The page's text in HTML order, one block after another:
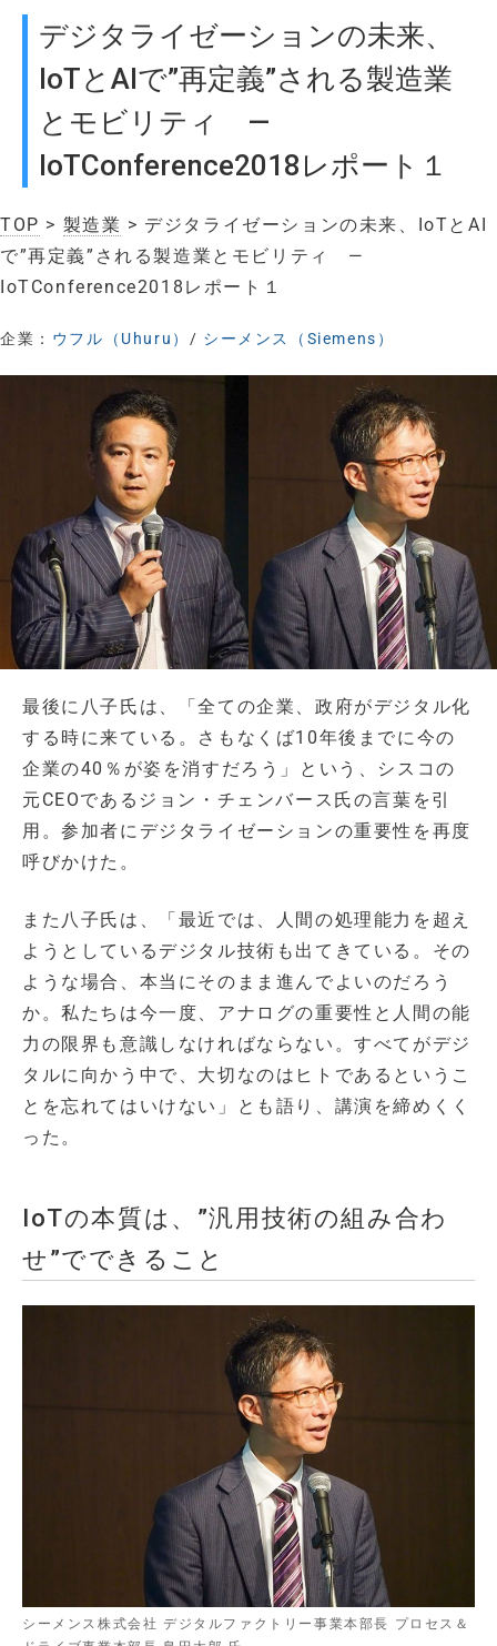
デジタライゼーションの未来、
IoTとAIで”再定義”される製造業
とモビリティ —
IoTConference2018レポート１
TOP > 製造業 > デジタライゼーションの未来、IoTとAI
で”再定義”される製造業とモビリティ —
IoTConference2018レポート１
企業： ウフル（Uhuru） / シーメンス（Siemens）
最後に八子氏は、「全ての企業、政府がデジタル化
する時に来ている。さもなくば10年後までに今の
企業の40％が姿を消すだろう」という、シスコの
元CEOであるジョン・チェンバース氏の言葉を引
用。参加者にデジタライゼーションの重要性を再度
呼びかけた。
また八子氏は、「最近では、人間の処理能力を超え
ようとしているデジタル技術も出てきている。その
ような場合、本当にそのまま進んでよいのだろう
か。私たちは今一度、アナログの重要性と人間の能
力の限界も意識しなければならない。すべてがデジ
タルに向かう中で、大切なのはヒトであるというこ
とを忘れてはいけない」とも語り、講演を締めくく
った。
IoTの本質は、”汎用技術の組み合わ
せ”でできること
シーメンス株式会社 デジタルファクトリー事業本部長 プロセス＆